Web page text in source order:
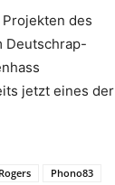
des
Deutschrap-
jetzt eines der
Phono83